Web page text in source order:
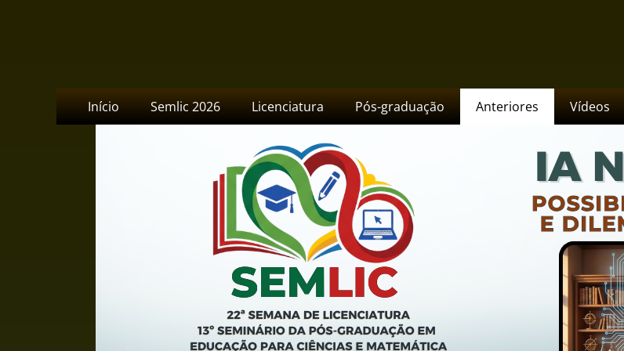
Menu
principal
Pular
para
Início Semlic 2026 Licenciatura Pós-graduação Anteriores Vídeos